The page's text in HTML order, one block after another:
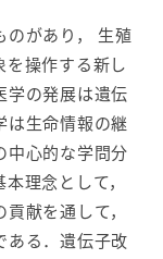
のがあり， 生殖
を操作する新し
学の発展は遺伝
は生命情報の継
中心的な学問分
理念として，
献を通して，
ある．遺伝子改